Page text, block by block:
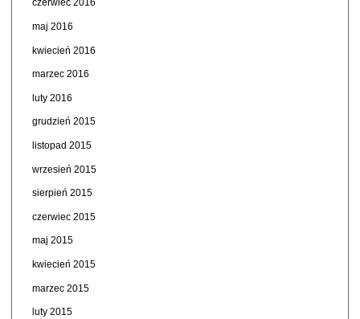
czerwiec 2016
maj 2016
kwiecień 2016
marzec 2016
luty 2016
grudzień 2015
listopad 2015
wrzesień 2015
sierpień 2015
czerwiec 2015
maj 2015
kwiecień 2015
marzec 2015
luty 2015